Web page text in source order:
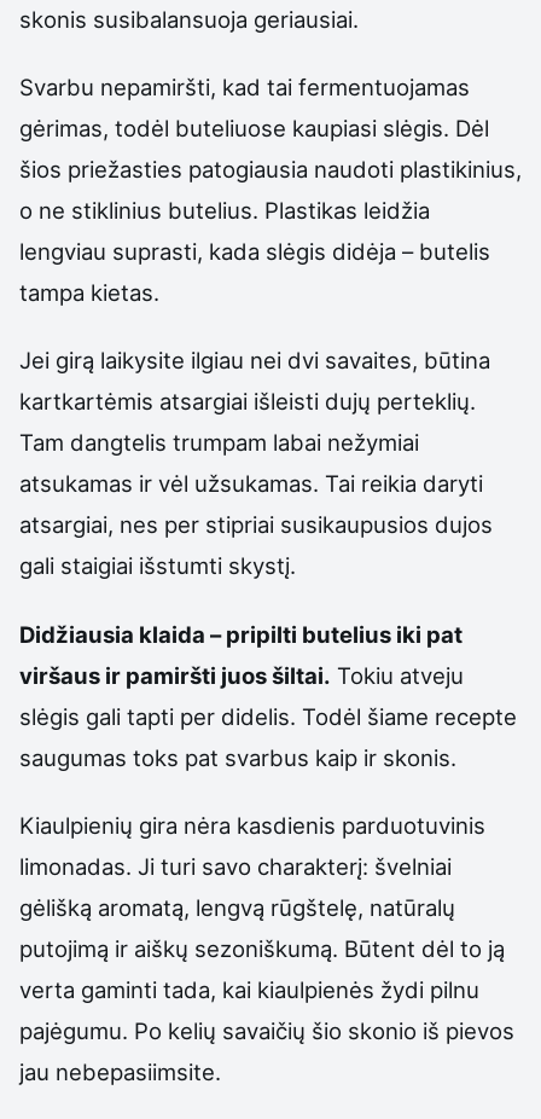
skonis susibalansuoja geriausiai.
Svarbu nepamiršti, kad tai fermentuojamas
gėrimas, todėl buteliuose kaupiasi slėgis. Dėl
šios priežasties patogiausia naudoti plastikinius,
o ne stiklinius butelius. Plastikas leidžia
lengviau suprasti, kada slėgis didėja – butelis
tampa kietas.
Jei girą laikysite ilgiau nei dvi savaites, būtina
kartkartėmis atsargiai išleisti dujų perteklių.
Tam dangtelis trumpam labai nežymiai
atsukamas ir vėl užsukamas. Tai reikia daryti
atsargiai, nes per stipriai susikaupusios dujos
gali staigiai išstumti skystį.
Didžiausia klaida – pripilti butelius iki pat
viršaus ir pamiršti juos šiltai. Tokiu atveju
slėgis gali tapti per didelis. Todėl šiame recepte
saugumas toks pat svarbus kaip ir skonis.
Kiaulpienių gira nėra kasdienis parduotuvinis
limonadas. Ji turi savo charakterį: švelniai
gėlišką aromatą, lengvą rūgštelę, natūralų
putojimą ir aiškų sezoniškumą. Būtent dėl to ją
verta gaminti tada, kai kiaulpienės žydi pilnu
pajėgumu. Po kelių savaičių šio skonio iš pievos
jau nebepasiimsite.